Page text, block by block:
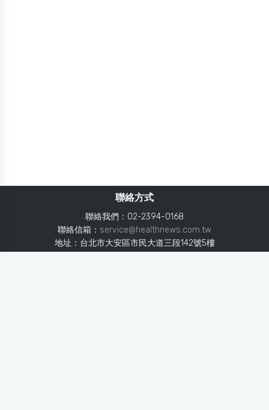
聯絡方式
聯絡我們：02-2394-0168
聯絡信箱： service@healthnews.com.tw
地址：台北市大安區市民大道三段142號5樓